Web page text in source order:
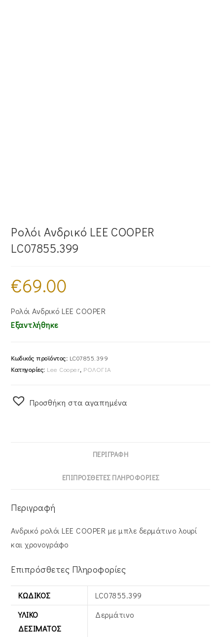
Ρολόι Ανδρικό LEE COOPER
LC07855.399
€69.00
Ρολόι Ανδρικό LEE COOPER
Εξαντλήθηκε
Κωδικός προϊόντος: LC07855.399
Κατηγορίες: Lee Cooper, ΡΟΛΟΓΙΑ
Προσθήκη στα αγαπημένα
ΠΕΡΙΓΡΑΦΉ
ΕΠΙΠΡΌΣΘΕΤΕΣ ΠΛΗΡΟΦΟΡΊΕΣ
Περιγραφή
Ανδρικό ρολόι LEE COOPER με μπλε δερμάτινο λουρί
και χρονογράφο
Επιπρόσθετες Πληροφορίες
ΚΩΔΙΚΌΣ
LC07855.399
ΥΛΙΚΌ
ΔΕΣΊΜΑΤΟΣ
Δερμάτινο